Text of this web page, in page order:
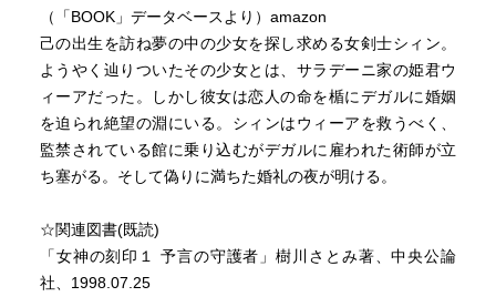
（「BOOK」データベースより）amazon
己の出生を訪ね夢の中の少女を探し求める女剣士シィン。
ようやく辿りついたその少女とは、サラデーニ家の姫君ウ
ィーアだった。しかし彼女は恋人の命を楯にデガルに婚姻
を迫られ絶望の淵にいる。シィンはウィーアを救うべく、
監禁されている館に乗り込むがデガルに雇われた術師が立
ち塞がる。そして偽りに満ちた婚礼の夜が明ける。
☆関連図書(既読)
「女神の刻印１ 予言の守護者」樹川さとみ著、中央公論
社、1998.07.25